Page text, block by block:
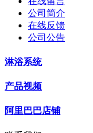
公司简介
在线反馈
公司公告
淋浴系统
产品视频
阿里巴巴店铺